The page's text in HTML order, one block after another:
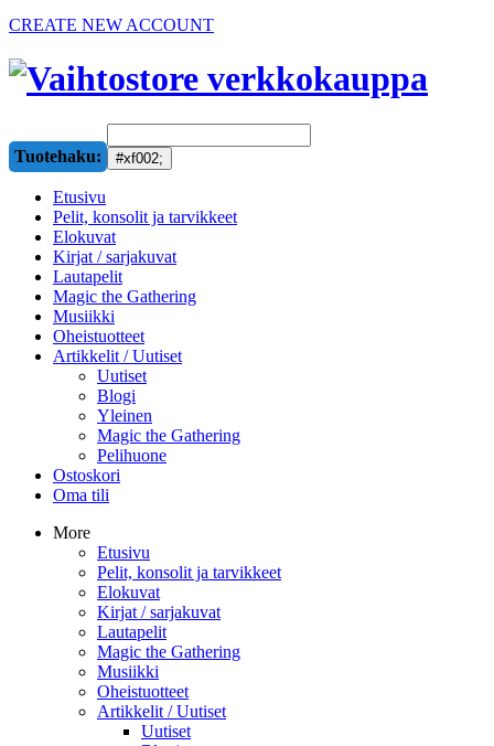
CREATE NEW ACCOUNT
Tuotehaku:
Etusivu
Pelit, konsolit ja tarvikkeet
Elokuvat
Kirjat / sarjakuvat
Lautapelit
Magic the Gathering
Musiikki
Oheistuotteet
Artikkelit / Uutiset
Uutiset
Blogi
Yleinen
Magic the Gathering
Pelihuone
Ostoskori
Oma tili
More
Etusivu
Pelit, konsolit ja tarvikkeet
Elokuvat
Kirjat / sarjakuvat
Lautapelit
Magic the Gathering
Musiikki
Oheistuotteet
Artikkelit / Uutiset
Uutiset